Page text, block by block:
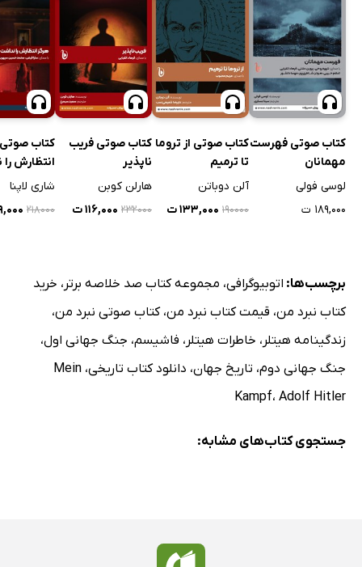
کتاب صوتی فهرست
مهمانان
لوسی فولی
۱۸۹,۰۰۰ ت
کتاب صوتی از تروما
تا ترمیم
آلن دوباتن
۱۹۰۰۰۰ ۱۳۳,۰۰۰ ت
کتاب صوتی فریب
ناپذیر
هارلن کوبن
۲۳۲۰۰۰ ۱۱۶,۰۰۰ ت
کتاب
انتظارش
شاری لاپنا
۲۱۸۰۰۰
برچسب‌ها: اتوبیوگرافی، مجموعه کتاب صد خلاصه برتر ، خرید
کتاب نبرد من، قیمت کتاب نبرد من،کتاب صوتی نبرد من،
زندگینامه هیتلر ، خاطرات هیتلر ، فاشیسم، جنگ جهانی اول،
جنگ جهانی دوم، تاریخ جهان، دانلود کتاب تاریخی، Mein
Kampf، Adolf Hitler
جستجوی کتاب‌های مشابه: